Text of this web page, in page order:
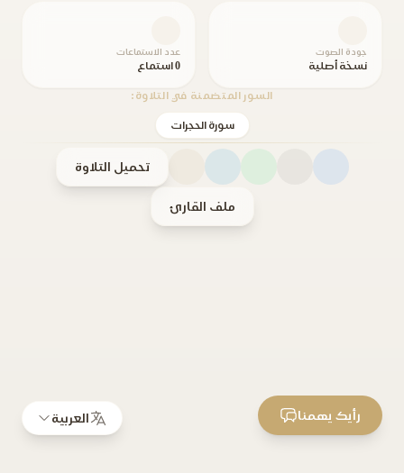
جودة الصوت
نسخة أصلية
عدد الاستماعات
0 استماع
السور المتضمنة في التلاوة:
سورة الحجرات
تحميل التلاوة
ملف القارئ
العربية رأيك يهمنا